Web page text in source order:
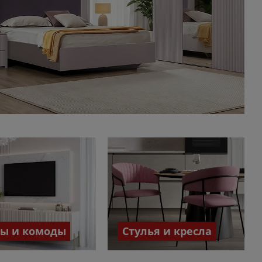
и комоды Стулья и кресла